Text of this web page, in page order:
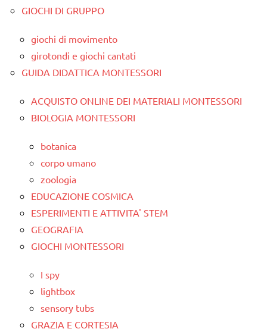
GIOCHI DI GRUPPO
giochi di movimento
girotondi e giochi cantati
GUIDA DIDATTICA MONTESSORI
ACQUISTO ONLINE DEI MATERIALI MONTESSORI
BIOLOGIA MONTESSORI
botanica
corpo umano
zoologia
EDUCAZIONE COSMICA
ESPERIMENTI E ATTIVITA' STEM
GEOGRAFIA
GIOCHI MONTESSORI
I spy
lightbox
sensory tubs
GRAZIA E CORTESIA